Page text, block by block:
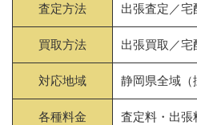
査定方法 出張査定／宅
買取方法 出張買取／宅
対応地域 静岡県全域（
各種料金
査定料・出張